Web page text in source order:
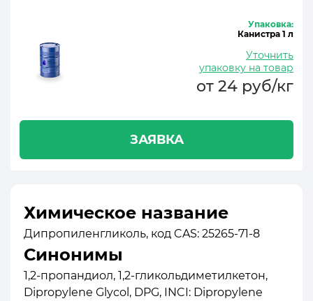
Упаковка:
Канистра 1 л
Уточнить
упаковку на товар
от 24 руб/кг
ЗАЯВКА
Химическое название
Дипропиленгликоль, код CAS: 25265-71-8
Синонимы
1,2-пропандиол, 1,2-гликольдиметилкетон,
Dipropylene Glycol, DPG, INCI: Dipropylene